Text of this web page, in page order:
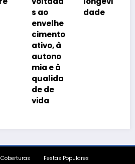
s ao
envelhe
cimento
ativo, à
autono
mia e à
qualida
de de
vida
dade
Coberturas
Festas Populares